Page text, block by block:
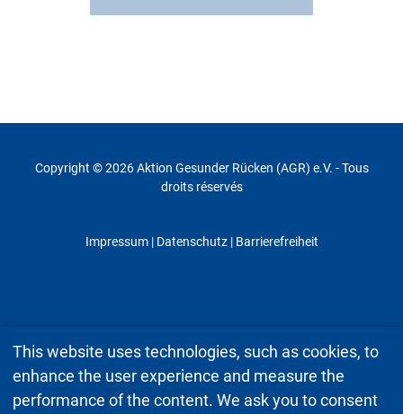
Copyright © 2026 Aktion Gesunder Rücken (AGR) e.V. - Tous
droits réservés
Impressum| Datenschutz| Barrierefreiheit
This website uses technologies, such as cookies, to
enhance the user experience and measure the
performance of the content. We ask you to consent